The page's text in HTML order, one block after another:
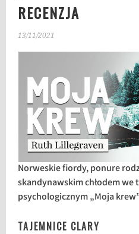
RECENZJA
13/11/2021
Norweskie fiordy, ponure
skandynawskim chłodem
psychologicznym „Moja
TAJEMNICE CLARY